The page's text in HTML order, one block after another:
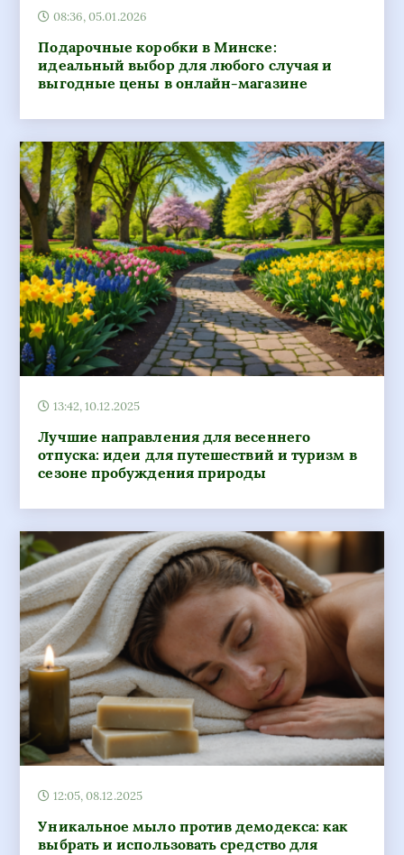
13:42, 10.12.2025
Лучшие направления для весеннего
отпуска: идеи для путешествий и туризм в
сезоне пробуждения природы
12:05, 08.12.2025
Уникальное мыло против демодекса: как
выбрать и использовать средство для
борьбы с кожными проблемами